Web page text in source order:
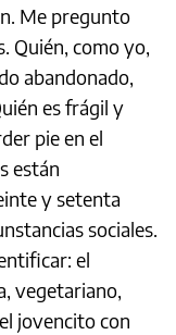
Me pregunto
Quién, como yo,
abandonado,
es frágil y
pie en el
están
y setenta
sociales.
el
vegetariano,
jovencito con